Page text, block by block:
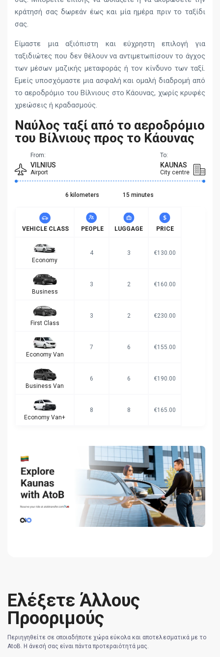
κράτησή σας δωρεάν έως και μία ημέρα πριν το ταξίδι
σας.
Είμαστε μια αξιόπιστη και εύχρηστη επιλογή για
ταξιδιώτες που δεν θέλουν να αντιμετωπίσουν το άγχος
των μέσων μαζικής μεταφοράς ή τον κίνδυνο των ταξί.
Εμείς υποσχόμαστε μια ασφαλή και ομαλή διαδρομή από
το αεροδρόμιο του Βίλνιους στο Κάουνας, χωρίς κρυφές
χρεώσεις ή κραδασμούς.
Ναύλος ταξί από το αεροδρόμιο
του Βίλνιους προς το Κάουνας
From:
VILNIUS
Airport
To:
KAUNAS
City centre
6 kilometers 15 minutes
VEHICLE CLASS PEOPLE LUGGAGE PRICE
Economy
4 3 €130.00
Business
3 2 €160.00
First Class
3 2 €230.00
Economy Van
7 6 €155.00
Business Van
6 6 €190.00
Economy Van+
8 8 €165.00
Ελέξετε Άλλους
Προοριμούς
Περιηγηθείτε σε οποιαδήποτε χώρα εύκολα και αποτελεσματικά με το
AtoB. Η άνεσή σας είναι πάντα προτεραιότητά μας.